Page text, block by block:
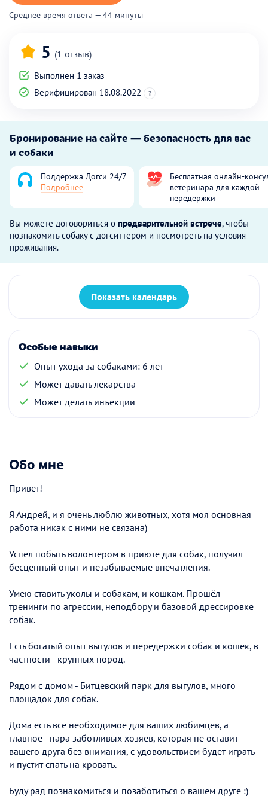
Среднее время ответа — 44 минуты
5 (1 отзыв)
Выполнен 1 заказ
Верифицирован 18.08.2022
?
Бронирование на сайте — безопасность для вас
и собаки
Поддержка Догси 24/7
Подробнее
Бесплатная онлайн-
ветеринара для каждой
передержки
Вы можете договориться о предварительной встрече, чтобы
познакомить собаку с догситтером и посмотреть на условия
проживания.
Показать календарь
Особые навыки
Опыт ухода за собаками: 6 лет
Может давать лекарства
Может делать инъекции
Обо мне
Привет!
Я Андрей, и я очень люблю животных, хотя моя основная
работа никак с ними не связана)
Успел побыть волонтёром в приюте для собак, получил
бесценный опыт и незабываемые впечатления.
Умею ставить уколы и собакам, и кошкам. Прошёл
тренинги по агрессии, неподбору и базовой дрессировке
собак.
Есть богатый опыт выгулов и передержки собак и кошек, в
частности - крупных пород.
Рядом с домом - Битцевский парк для выгулов, много
площадок для собак.
Дома есть все необходимое для ваших любимцев, а
главное - пара заботливых хозяев, которая не оставит
вашего друга без внимания, с удовольствием будет играть
и пустит спать на кровать.
Буду рад познакомиться и позаботиться о вашем друге :)